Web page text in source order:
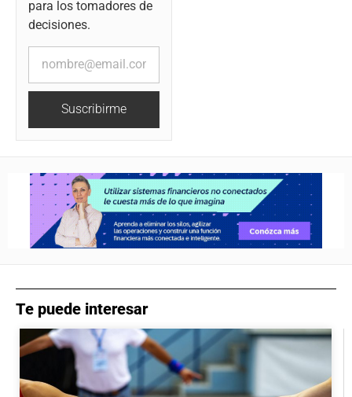
para los tomadores de
decisiones.
Suscribirme
Te puede interesar